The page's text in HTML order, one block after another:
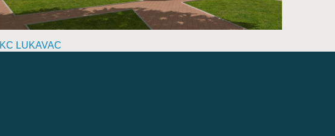
IKC LUKAVAC